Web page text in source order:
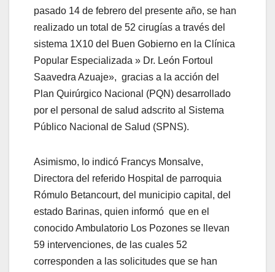
pasado 14 de febrero del presente año, se han
realizado un total de 52 cirugías a través del
sistema 1X10 del Buen Gobierno en la Clínica
Popular Especializada » Dr. León Fortoul
Saavedra Azuaje», gracias a la acción del
Plan Quirúrgico Nacional (PQN) desarrollado
por el personal de salud adscrito al Sistema
Público Nacional de Salud (SPNS).
Asimismo, lo indicó Francys Monsalve,
Directora del referido Hospital de parroquia
Rómulo Betancourt, del municipio capital, del
estado Barinas, quien informó que en el
conocido Ambulatorio Los Pozones se llevan
59 intervenciones, de las cuales 52
corresponden a las solicitudes que se han